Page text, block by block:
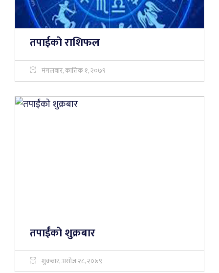
तपाईकाे राशिफल
मंगलबार, कात्तिक १, २०७९
तपाईंकाे शुक्रबार
शुक्रबार, असोज २८, २०७९